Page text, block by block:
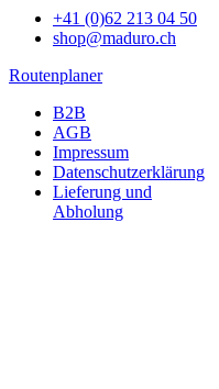
+41 (0)62 213 04 50
shop@maduro.ch
Routenplaner
B2B
AGB
Impressum
Datenschutzerklärung
Lieferung und
Abholung